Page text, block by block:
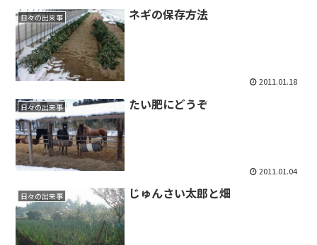
日々の出来事 ネギの保存方法
2011.01.18
日々の出来事 たい肥にどうぞ
2011.01.04
日々の出来事 じゅんさい太郎と畑